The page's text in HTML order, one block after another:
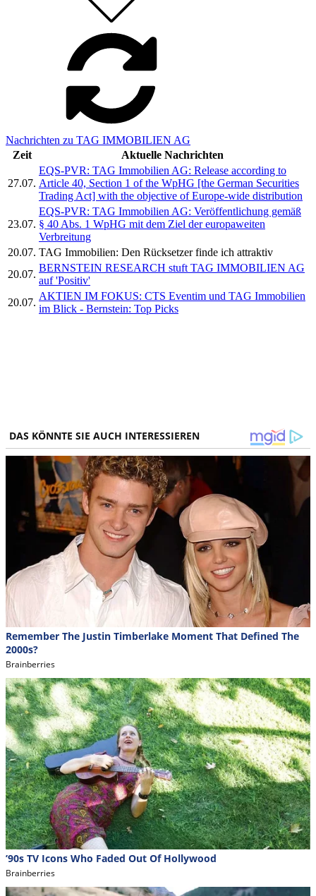
Nachrichten zu TAG IMMOBILIEN AG
Zeit
Aktuelle Nachrichten
27.07.
EQS-PVR: TAG Immobilien AG: Release according to
Article 40, Section 1 of the WpHG [the German Securities
Trading Act] with the objective of Europe-wide distribution
23.07.
EQS-PVR: TAG Immobilien AG: Veröffentlichung gemäß
§ 40 Abs. 1 WpHG mit dem Ziel der europaweiten
Verbreitung
20.07. TAG Immobilien: Den Rücksetzer finde ich attraktiv
20.07.
BERNSTEIN RESEARCH stuft TAG IMMOBILIEN AG
auf 'Positiv'
20.07.
AKTIEN IM FOKUS: CTS Eventim und TAG Immobilien
im Blick - Bernstein: Top Picks